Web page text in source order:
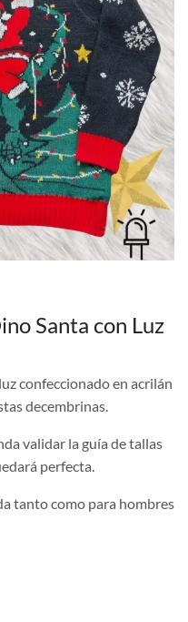
Santa con Luz
confeccionado en acrilán
decembrinas.
validar la guía de tallas
perfecta.
tanto como para hombres